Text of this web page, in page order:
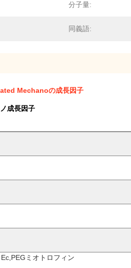
分子量:
同義語:
Mechanoの成長因子
成長因子
ミオトロフィン